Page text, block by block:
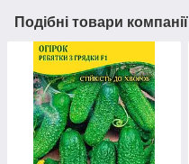
Подібні товари компанії